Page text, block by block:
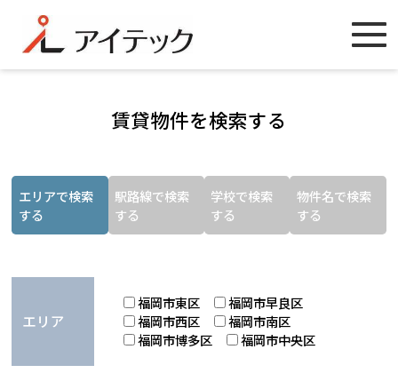
賃貸物件を検索する
エリアで検索
する
駅路線で検索
する
学校で検索
する
物件名で検索
する
エリア
福岡市東区
福岡市早良区
福岡市西区
福岡市南区
福岡市博多区
福岡市中央区